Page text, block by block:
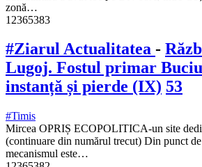
zonă…
12365383
#Ziarul Actualitatea -
Lugoj. Fostul primar
instanță și pierde (IX) 53
#Timis
Mircea OPRIȘ ECOPOLITICA-un site
(continuare din numărul trecut) Din punct
mecanismul este…